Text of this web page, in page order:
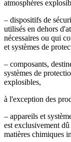
atmosphères
– dispositifs de
utilisés en dehors
nécessaires ou qui
et systèmes de
– composants,
systèmes de
explosibles,
à l'exception des
– appareils et
est exclusivement
matières chimiques